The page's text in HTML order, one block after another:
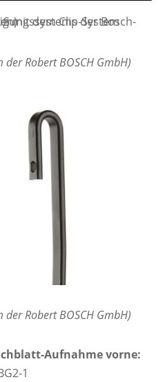
Robert BOSCH GmbH)
Robert BOSCH GmbH)
Aufnahme vorne:
1